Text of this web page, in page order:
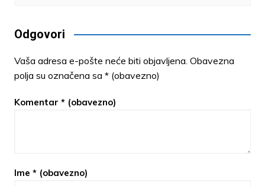
Odgovori
Vaša adresa e-pošte neće biti objavljena. Obavezna
polja su označena sa * (obavezno)
Komentar * (obavezno)
Ime * (obavezno)